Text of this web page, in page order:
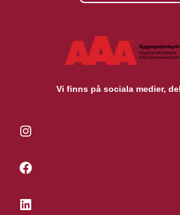
Vi finns på sociala medier,
Instagram
Facebook
LinkedIn